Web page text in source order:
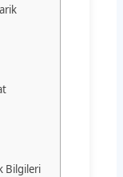
Bilgileri